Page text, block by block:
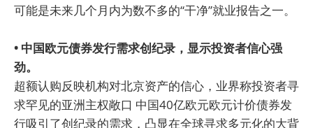
可能是未来几个月内为数不多的“干净”就业报告之一。
• 中国欧元债券发行需求创纪录，显示投资者信心强
劲。
超额认购反映机构对北京资产的信心，业界称投资者寻
求罕见的亚洲主权敞口 中国40亿欧元欧元计价债券发
行吸引了创纪录的需求，凸显在全球寻求多元化的大背